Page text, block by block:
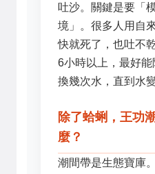
吐沙。關鍵是要「
境」。很多人用自
快就死了，也吐不
6小時以上，最好
換幾次水，直到水
除了蛤蜊，王功
麼？
潮間帶是生態寶庫